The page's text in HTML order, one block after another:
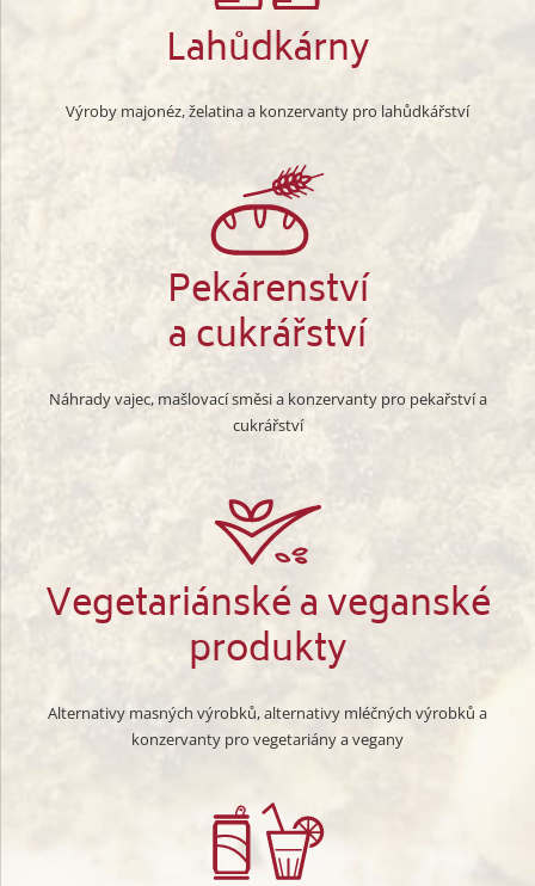
Lahůdkárny
Výroby majonéz, želatina a konzervanty pro lahůdkářství
Pekárenství
a cukrářství
Náhrady vajec, mašlovací směsi a konzervanty pro pekařství a
cukrářství
Vegetariánské a veganské
produkty
Alternativy masných výrobků, alternativy mléčných výrobků a
konzervanty pro vegetariány a vegany